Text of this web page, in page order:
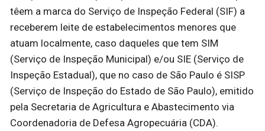
têem a marca do Serviço de Inspeção Federal (SIF) a
receberem leite de estabelecimentos menores que
atuam localmente, caso daqueles que tem SIM
(Serviço de Inspeção Municipal) e/ou SIE (Serviço de
Inspeção Estadual), que no caso de São Paulo é SISP
(Serviço de Inspeção do Estado de São Paulo), emitido
pela Secretaria de Agricultura e Abastecimento via
Coordenadoria de Defesa Agropecuária (CDA).